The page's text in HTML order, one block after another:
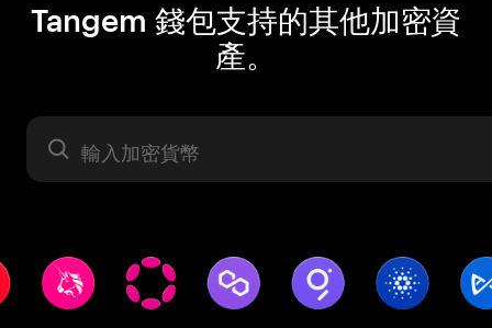
Tangem 錢包支持的其他加密資
產。
資產